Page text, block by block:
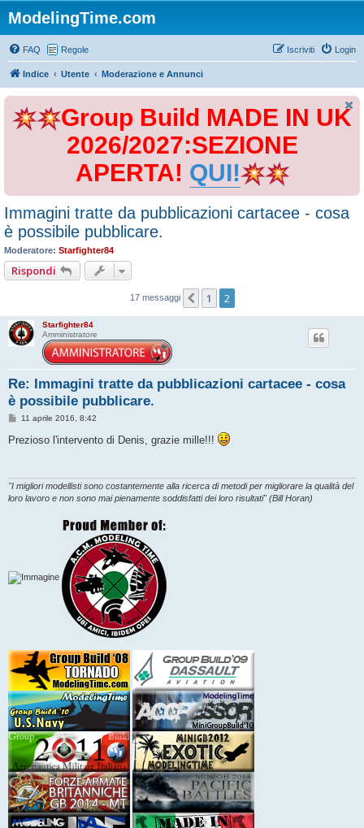
ModelingTime.com
FAQ Regole Login
Iscriviti
Indice Utente Moderazione e Annunci
Group Build MADE IN UK
2026/2027:SEZIONE
APERTA! QUI!
Immagini tratte da pubblicazioni cartacee - cosa
è possibile pubblicare.
Moderatore: Starfighter84
Rispondi
17 messaggi Precedente
1 2
Starfighter84
Amministratore
Re: Immagini tratte da pubblicazioni cartacee - cosa
è possibile pubblicare.
M
s
s
i
o
11 aprile 2016, 8:42
Prezioso l'intervento di Denis, grazie mille!!!
"I migliori modellisti sono costantemente alla ricerca di metodi per migliorare la qualità del
loro lavoro e non sono mai pienamente soddisfatti dei loro risultati" (Bill Horan)